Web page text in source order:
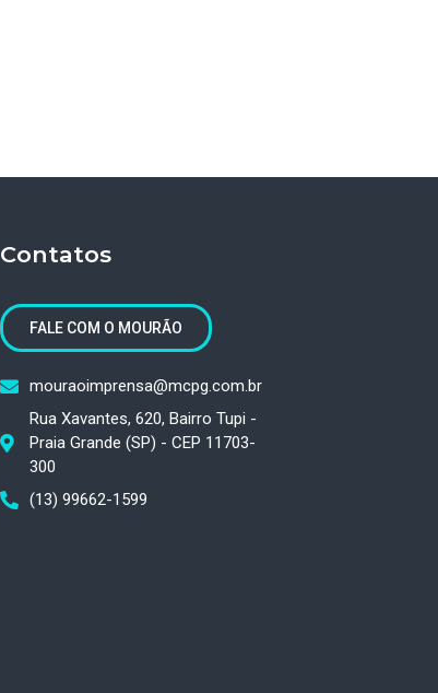
Contatos
FALE COM O MOURÃO
mouraoimprensa@mcpg.com.br
Rua Xavantes, 620, Bairro Tupi -
Praia Grande (SP) - CEP 11703-
300
(13) 99662-1599